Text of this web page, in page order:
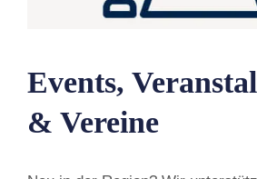
Events,
& Vereine